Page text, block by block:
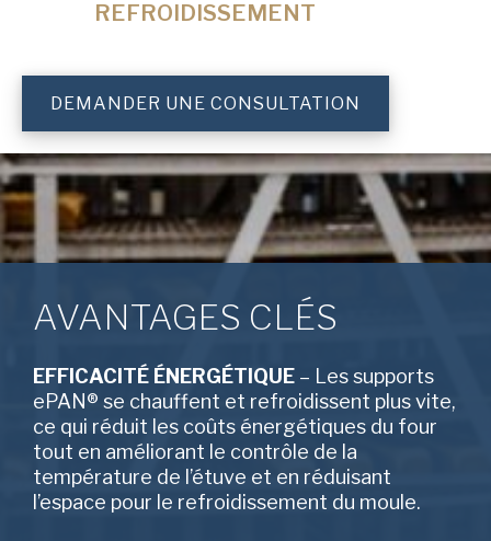
REFROIDISSEMENT
DEMANDER UNE CONSULTATION
AVANTAGES CLÉS
EFFICACITÉ ÉNERGÉTIQUE – Les supports
ePAN® se chauffent et refroidissent plus vite,
ce qui réduit les coûts énergétiques du four
tout en améliorant le contrôle de la
température de l’étuve et en réduisant
l’espace pour le refroidissement du moule.